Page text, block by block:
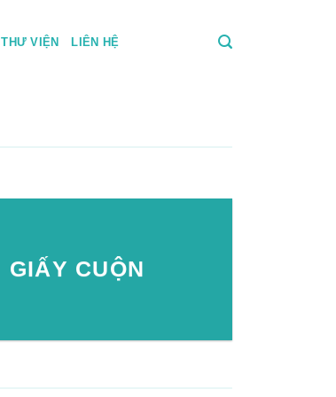
THƯ VIỆN LIÊN HỆ
GIẤY CUỘN